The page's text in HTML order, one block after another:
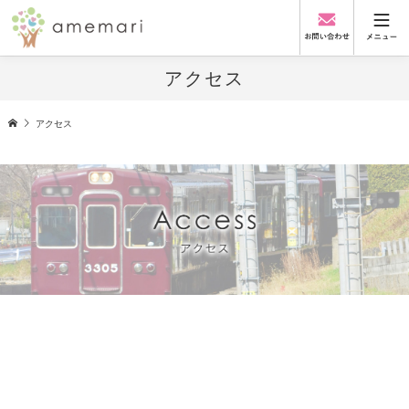
アクセス
アクセス